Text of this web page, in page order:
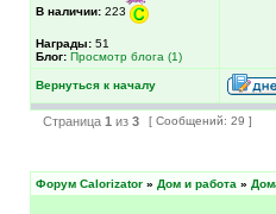
В наличии: 223
Награды: 51
Блог: Просмотр блога (1)
Вернуться к началу
Страница 1 из 3 [ Сообщений: 29 ]
Форум Calorizator » Дом и работа »